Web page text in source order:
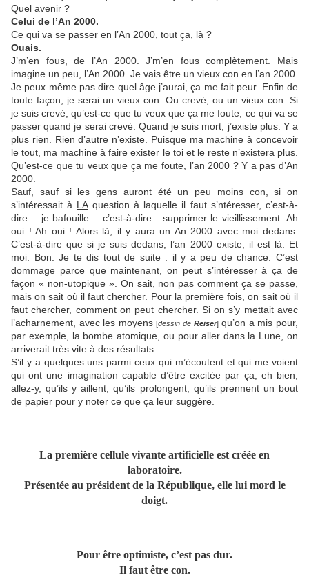
Quel avenir ?
Celui de l’An 2000.
Ce qui va se passer en l’An 2000, tout ça, là ?
Ouais.
J’m’en fous, de l’An 2000. J’m’en fous complètement. Mais
imagine un peu, l’An 2000. Je vais être un vieux con en l’an 2000.
Je peux même pas dire quel âge j’aurai, ça me fait peur. Enfin de
toute façon, je serai un vieux con. Ou crevé, ou un vieux con. Si
je suis crevé, qu’est-ce que tu veux que ça me foute, ce qui va se
passer quand je serai crevé. Quand je suis mort, j’existe plus. Y a
plus rien. Rien d’autre n’existe. Puisque ma machine à concevoir
le tout, ma machine à faire exister le toi et le reste n’existera plus.
Qu’est-ce que tu veux que ça me foute, l’an 2000 ? Y a pas d’An
2000.
Sauf, sauf si les gens auront été un peu moins con, si on
s’intéressait à LAquestion à laquelle il faut s’ntéresser, c’est-à-
dire – je bafouille – c’est-à-dire : supprimer le vieillissement. Ah
oui ! Ah oui ! Alors là, il y aura un An 2000 avec moi dedans.
C’est-à-dire que si je suis dedans, l’an 2000 existe, il est là. Et
moi. Bon. Je te dis tout de suite : il y a peu de chance. C’est
dommage parce que maintenant, on peut s’intéresser à ça de
façon « non-utopique ». On sait, non pas comment ça se passe,
mais on sait où il faut chercher. Pour la première fois, on sait où il
faut chercher, comment on peut chercher. Si on s’y mettait avec
l’acharnement, avec les moyens[dessin de Reiser]qu’on a mis pour,
par exemple, la bombe atomique, ou pour aller dans la Lune, on
arriverait très vite à des résultats.
S’il y a quelques uns parmi ceux qui m’écoutent et qui me voient
qui ont une imagination capable d’être excitée par ça, eh bien,
allez-y, qu’ils y aillent, qu’ils prolongent, qu’ils prennent un bout
de papier pour y noter ce que ça leur suggère.
La première cellule vivante artificielle est créée en
laboratoire.
Présentée au président de la République, elle lui mord le
doigt.
Pour être optimiste, c’est pas dur.
Il faut être con.